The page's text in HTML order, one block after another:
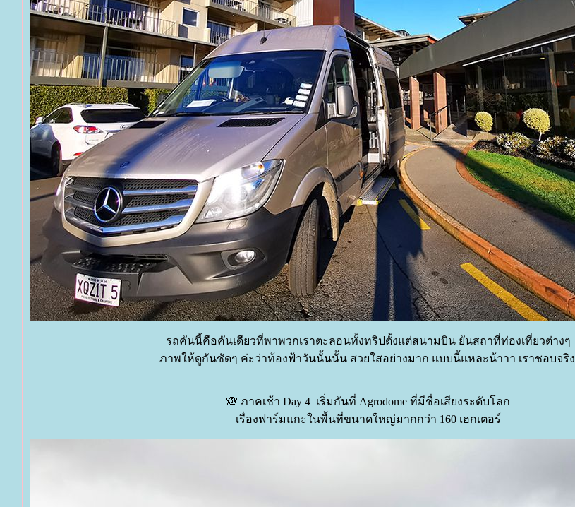
รถคันนี้คือคันเดียวที่พาพวกเราตะลอนทั้งทริปตั้งแต่สนามบิน ยันสถาที่ท่องเที่ยวต่างๆ
ภาพให้ดูกันชัดๆ ค่ะว่าท้องฟ้าวันนั้นนั้น สวยใสอย่างมาก แบบนี้แหละน้าาา เราชอบจริง
🙈 ภาคเช้า Day 4 เริ่มกันที่ Agrodome ที่มีชื่อเสียงระดับโลก
เรื่องฟาร์มแกะในพื้นที่ขนาดใหญ่มากกว่า 160 เฮกเตอร์